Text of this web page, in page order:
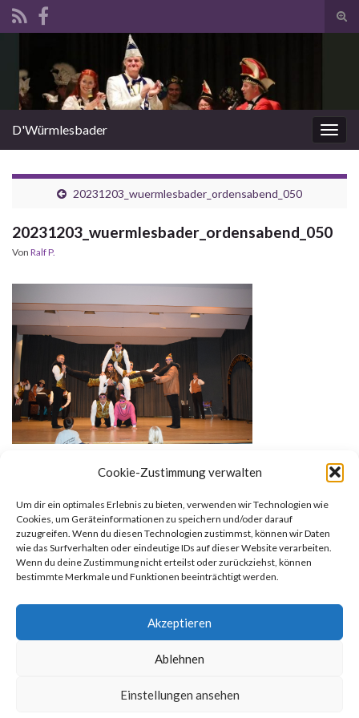
Cookie-Zustimmung verwalten
Um dir ein optimales Erlebnis zu bieten, verwenden wir Technologien wie
Cookies, um Geräteinformationen zu speichern und/oder darauf
zuzugreifen. Wenn du diesen Technologien zustimmst, können wir Daten
wie das Surfverhalten oder eindeutige IDs auf dieser Website verarbeiten.
Wenn du deine Zustimmung nicht erteilst oder zurückziehst, können
bestimmte Merkmale und Funktionen beeinträchtigt werden.
Akzeptieren
Ablehnen
Einstellungen ansehen
Search for:
D'Würmlesbader
20231203_wuermlesbader_ordensabend_050
20231203_wuermlesbader_ordensabend_050
Von Ralf P.